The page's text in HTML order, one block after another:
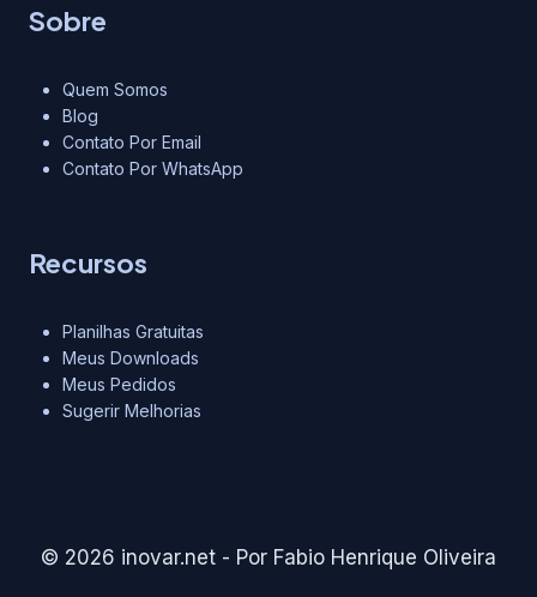
Sobre
Quem Somos
Blog
Contato Por Email
Contato Por WhatsApp
Recursos
Planilhas Gratuitas
Meus Downloads
Meus Pedidos
Sugerir Melhorias
© 2026 inovar.net - Por Fabio Henrique Oliveira